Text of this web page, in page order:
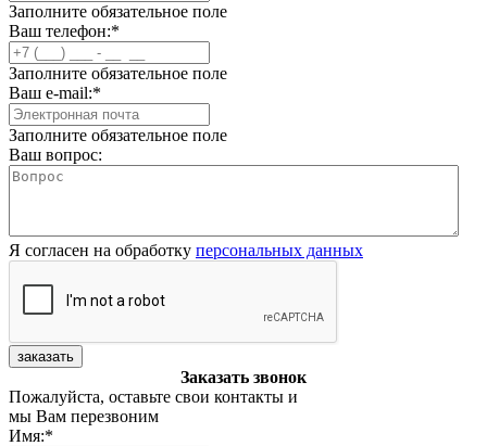
Заполните обязательное поле
Ваш телефон:*
Заполните обязательное поле
Ваш e-mail:*
Заполните обязательное поле
Ваш вопрос:
Я согласен на обработку персональных данных
заказать
Заказать звонок
Пожалуйста, оставьте свои контакты и
мы Вам перезвоним
Имя:*